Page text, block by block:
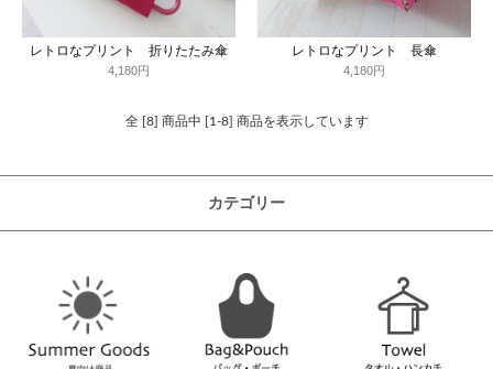
レトロなプリント 折りたたみ傘
4,180円
レトロなプリント 長傘
4,180円
全 [8] 商品中 [1-8] 商品を表示しています
カテゴリー